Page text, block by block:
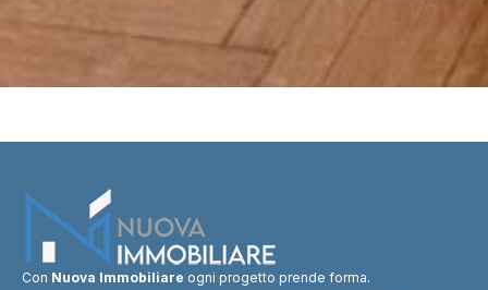
Con Nuova Immobiliare ogni progetto prende forma.